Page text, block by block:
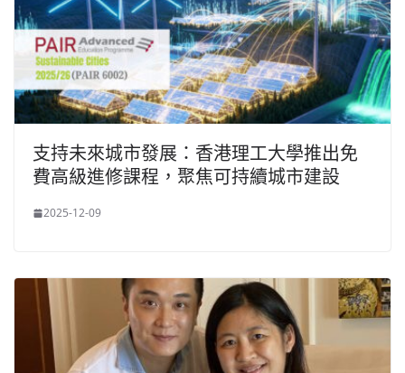
支持未來城市發展：香港理工大學推出免
費高級進修課程，聚焦可持續城市建設
2025-12-09